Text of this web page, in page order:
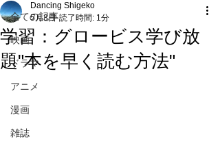
全ての記事
映画
ドラマ
アニメ
漫画
雑誌
学習：グロービス学び放
題"本を早く読む方法"
Dancing Shigeko
5月3日 読了時間: 1分